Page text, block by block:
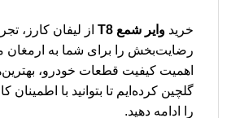
خرید وایر شمع T8
از لیفان کارز،
رضایت‌بخش را برای شما به ارمغان
اهمیت کیفیت قطعات خودرو،
گلچین کرده‌ایم تا بتوانید با
را ادامه دهید.